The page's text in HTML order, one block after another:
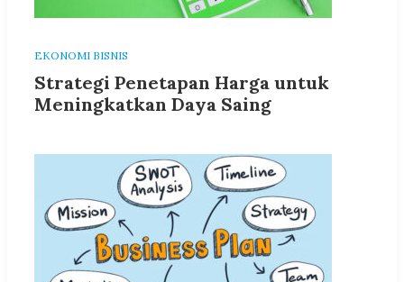
EKONOMI BISNIS
Strategi Penetapan Harga untuk
Meningkatkan Daya Saing